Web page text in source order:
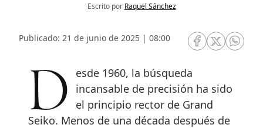
Escrito por Raquel Sánchez
Publicado: 21 de junio de 2025 | 08:00
RRSS Facebook
RRSSRRSS
Desde 1960, la búsqueda
incansable de precisión ha sido
el principio rector de Grand
Seiko. Menos de una década después de